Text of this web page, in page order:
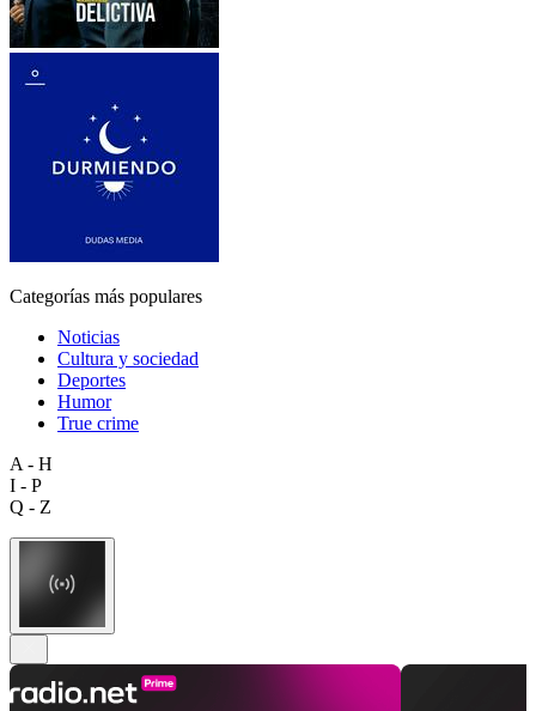
Categorías más populares
Noticias
Cultura y sociedad
Deportes
Humor
True crime
A - H
I - P
Q - Z